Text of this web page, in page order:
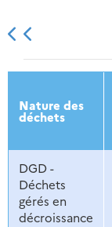
2013
Nature des
déchets
DGD -
Déchets
gérés en
décroissance